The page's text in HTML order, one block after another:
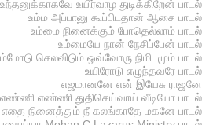
உந்தனுக்காகவே உயிர்வாழ துடிக்கிறேன் பாடல்
உம்ம அப்பானு கூப்பிடதான் ஆசை பாடல்
உம்மை நினைக்கும் போதெல்லாம் பாடல்
உம்மையே நான் நேசிப்பேன் பாடல்
செலவிடும் ஒவ்வோரு நிமிடமும் பாடல்
உயிரோடு எழுந்தவரே பாடல்
எஜமானனே என் இயேசு ராஜனே
எண்ணி எண்ணி துதிசெய்வாய் வீடியோ பாடல்
எதை நினைத்தும் நீ கலங்காதே மகனே பாடல்